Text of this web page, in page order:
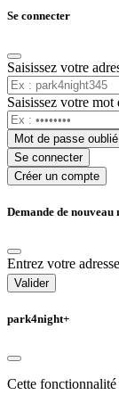
Se connecter
Saisissez votre
Saisissez votre mot
Mot de passe oublié
Se connecter
Créer un compte
Demande de nouveau
Entrez votre
Valider
park4night+
Cette